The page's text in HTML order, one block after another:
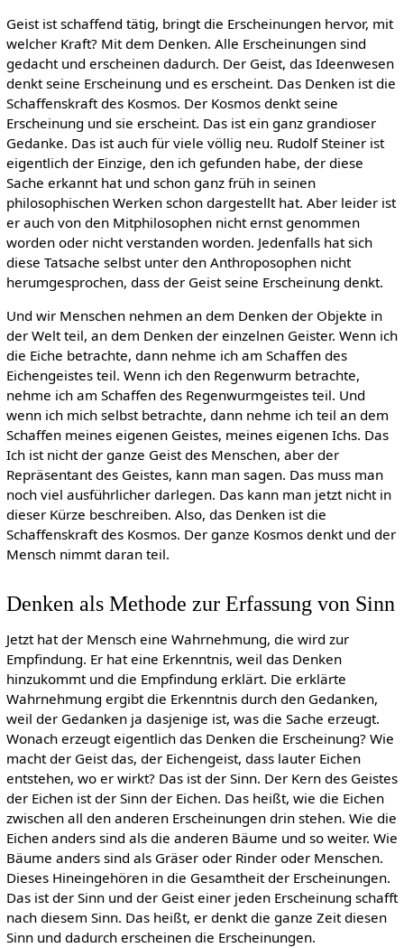
Geist ist schaffend tätig, bringt die Erscheinungen hervor, mit
welcher Kraft? Mit dem Denken. Alle Erscheinungen sind
gedacht und erscheinen dadurch. Der Geist, das Ideenwesen
denkt seine Erscheinung und es erscheint. Das Denken ist die
Schaffenskraft des Kosmos. Der Kosmos denkt seine
Erscheinung und sie erscheint. Das ist ein ganz grandioser
Gedanke. Das ist auch für viele völlig neu. Rudolf Steiner ist
eigentlich der Einzige, den ich gefunden habe, der diese
Sache erkannt hat und schon ganz früh in seinen
philosophischen Werken schon dargestellt hat. Aber leider ist
er auch von den Mitphilosophen nicht ernst genommen
worden oder nicht verstanden worden. Jedenfalls hat sich
diese Tatsache selbst unter den Anthroposophen nicht
herumgesprochen, dass der Geist seine Erscheinung denkt.
Und wir Menschen nehmen an dem Denken der Objekte in
der Welt teil, an dem Denken der einzelnen Geister. Wenn ich
die Eiche betrachte, dann nehme ich am Schaffen des
Eichengeistes teil. Wenn ich den Regenwurm betrachte,
nehme ich am Schaffen des Regenwurmgeistes teil. Und
wenn ich mich selbst betrachte, dann nehme ich teil an dem
Schaffen meines eigenen Geistes, meines eigenen Ichs. Das
Ich ist nicht der ganze Geist des Menschen, aber der
Repräsentant des Geistes, kann man sagen. Das muss man
noch viel ausführlicher darlegen. Das kann man jetzt nicht in
dieser Kürze beschreiben. Also, das Denken ist die
Schaffenskraft des Kosmos. Der ganze Kosmos denkt und der
Mensch nimmt daran teil.
Denken als Methode zur Erfassung von Sinn
Jetzt hat der Mensch eine Wahrnehmung, die wird zur
Empfindung. Er hat eine Erkenntnis, weil das Denken
hinzukommt und die Empfindung erklärt. Die erklärte
Wahrnehmung ergibt die Erkenntnis durch den Gedanken,
weil der Gedanken ja dasjenige ist, was die Sache erzeugt.
Wonach erzeugt eigentlich das Denken die Erscheinung? Wie
macht der Geist das, der Eichengeist, dass lauter Eichen
entstehen, wo er wirkt? Das ist der Sinn. Der Kern des Geistes
der Eichen ist der Sinn der Eichen. Das heißt, wie die Eichen
zwischen all den anderen Erscheinungen drin stehen. Wie die
Eichen anders sind als die anderen Bäume und so weiter. Wie
Bäume anders sind als Gräser oder Rinder oder Menschen.
Dieses Hineingehören in die Gesamtheit der Erscheinungen.
Das ist der Sinn und der Geist einer jeden Erscheinung schafft
nach diesem Sinn. Das heißt, er denkt die ganze Zeit diesen
Sinn und dadurch erscheinen die Erscheinungen.